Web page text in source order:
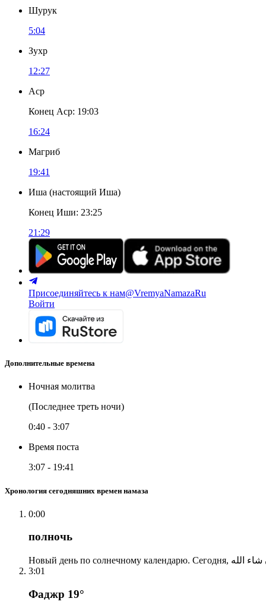
Шурук
5:04
Зухр
12:27
Аср
Конец Аср: 19:03
16:24
Магриб
19:41
Иша (настоящий Иша)
Конец Иши: 23:25
21:29
Присоединяйтесь к нам@VremyaNamazaRu
Войти
Дополнительные времена
Ночная молитва
(Последнее треть ночи)
0:40 - 3:07
Время поста
3:07 - 19:41
Хронология сегодняшних времен намаза
0:00
полночь
3:01
Фаджр 19°